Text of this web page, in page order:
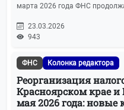
марта 2026 года ФНС
23.03.2026
943
ФНС Колонка редактора
Реорганизация
Красноярском крае и
мая 2026 года: